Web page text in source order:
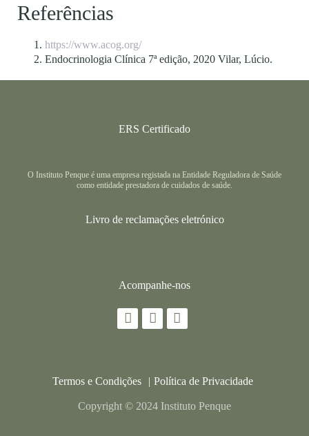
Referências
https://www.acog.org/
Endocrinologia Clínica 7ª edição, 2020 Vilar, Lúcio.
ERS Certificado
O Instituto Penque é uma empresa registada na Entidade Reguladora de Saúde
como entidade prestadora de cuidados de saúde.
Livro de reclamações eletrónico
Acompanhe-nos
Termos e Condições Política de Privacidade
Copyright © 2024 Instituto Penque